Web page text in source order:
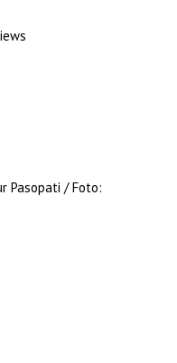
Pasopati / Foto: